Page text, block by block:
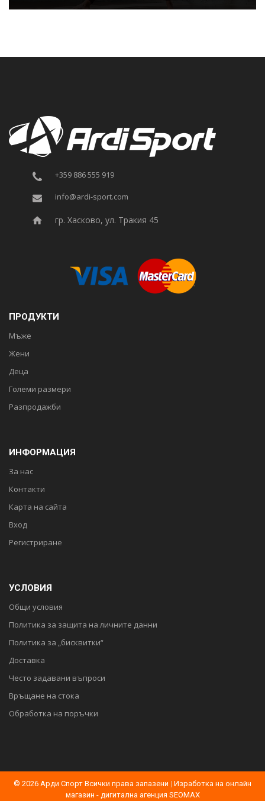
+359 886 555 919
info@ardi-sport.com
гр. Хасково, ул. Тракия 45
ПРОДУКТИ
Мъже
Жени
Деца
Големи размери
Разпродажби
ИНФОРМАЦИЯ
За нас
Контакти
Карта на сайта
Вход
Регистриране
УСЛОВИЯ
Общи условия
Политика за защита на личните данни
Политика за „бисквитки“
Доставка
Често задавани въпроси
Връщане на стока
Обработка на поръчки
© 2026 Арди Спорт Всички права запазени | Изработка на онлайн
магазин - дигитална агенция SEOMAX